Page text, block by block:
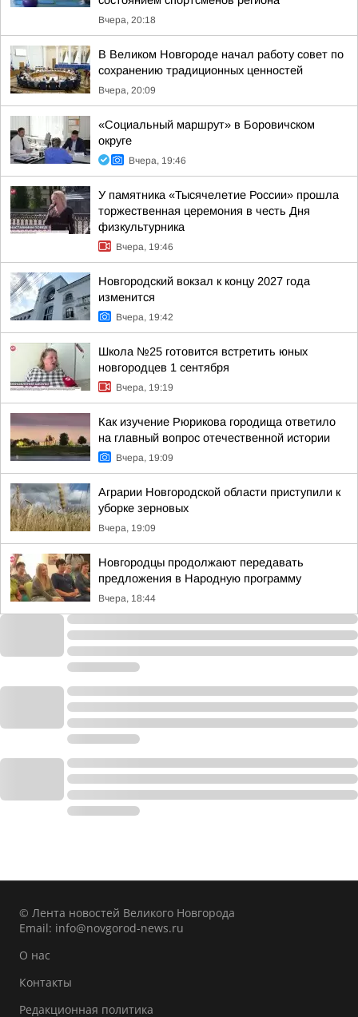
Вчера, 20:18
В Великом Новгороде начал работу совет по
сохранению традиционных ценностей
Вчера, 20:09
«Социальный маршрут» в Боровичском
округе
Вчера, 19:46
У памятника «Тысячелетие России» прошла
торжественная церемония в честь Дня
физкультурника
Вчера, 19:46
Новгородский вокзал к концу 2027 года
изменится
Вчера, 19:42
Школа №25 готовится встретить юных
новгородцев 1 сентября
Вчера, 19:19
Как изучение Рюрикова городища ответило
на главный вопрос отечественной истории
Вчера, 19:09
Аграрии Новгородской области приступили к
уборке зерновых
Вчера, 19:09
Новгородцы продолжают передавать
предложения в Народную программу
Вчера, 18:44
© Лента новостей Великого Новгорода
Email: info@novgorod-news.ru
О нас
Контакты
Редакционная политика